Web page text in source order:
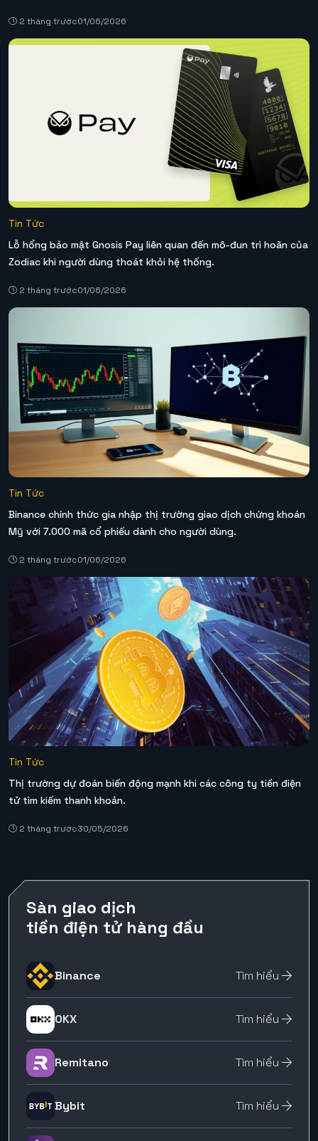
2 tháng trước01/06/2026
Tin Tức
Lỗ hổng bảo mật Gnosis Pay liên quan đến mô-đun trì hoãn của
Zodiac khi người dùng thoát khỏi hệ thống.
2 tháng trước01/06/2026
Tin Tức
Binance chính thức gia nhập thị trường giao dịch chứng khoán
Mỹ với 7.000 mã cổ phiếu dành cho người dùng.
2 tháng trước01/06/2026
Tin Tức
Thị trường dự đoán biến động mạnh khi các công ty tiền điện
tử tìm kiếm thanh khoản.
2 tháng trước30/05/2026
Sàn giao dịch
tiền điện tử hàng đầu
Binance Tìm hiểu
OKX Tìm hiểu
Remitano Tìm hiểu
Bybit Tìm hiểu